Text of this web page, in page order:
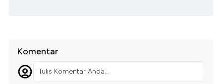
Komentar
Tulis Komentar Anda...